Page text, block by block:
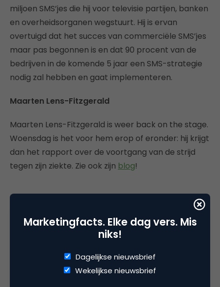
miljoen SMS’jes die hij voor televisie partijen, banken
en overheidsorganen wegstuurt. Hij is ervan
overtuigd dat het succes van commerciële SMS’jes
maar pas begonnen is en dat 90 procent van de
bedrijven in de komende 5 jaar een SMS-strategie
nodig zal hebben en gaat implementeren.
Maarten Lens-Fitzgerald
Maarten Lens-Fitzgerald is weer back on the stage.
Woensdag is het voor hem erop of eronder: hij krijgt
dan het rapport over de voortgang van de strijd
tegen zijn ziekte. Zie ook zijn blog!
Deel dit artikel
Marketingfacts. Elke dag vers. Mis
niks!
Dagelijkse nieuwsbrief
Wekelijkse nieuwsbrief